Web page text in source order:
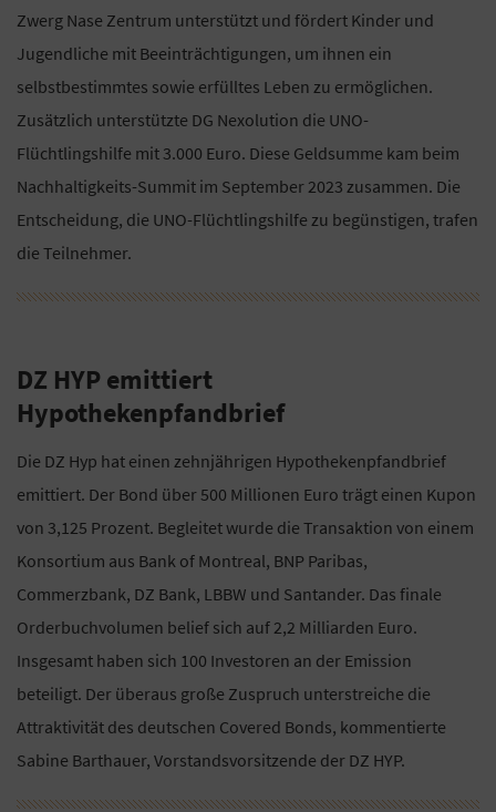
Zwerg Nase Zentrum unterstützt und fördert Kinder und
Jugendliche mit Beeinträchtigungen, um ihnen ein
selbstbestimmtes sowie erfülltes Leben zu ermöglichen.
Zusätzlich unterstützte DG Nexolution die UNO-
Flüchtlingshilfe mit 3.000 Euro. Diese Geldsumme kam beim
Nachhaltigkeits-Summit im September 2023 zusammen. Die
Entscheidung, die UNO-Flüchtlingshilfe zu begünstigen, trafen
die Teilnehmer.
DZ HYP emittiert
Hypothekenpfandbrief
Die DZ Hyp hat einen zehnjährigen Hypothekenpfandbrief
emittiert. Der Bond über 500 Millionen Euro trägt einen Kupon
von 3,125 Prozent. Begleitet wurde die Transaktion von einem
Konsortium aus Bank of Montreal, BNP Paribas,
Commerzbank, DZ Bank, LBBW und Santander. Das finale
Orderbuchvolumen belief sich auf 2,2 Milliarden Euro.
Insgesamt haben sich 100 Investoren an der Emission
beteiligt. Der überaus große Zuspruch unterstreiche die
Attraktivität des deutschen Covered Bonds, kommentierte
Sabine Barthauer, Vorstandsvorsitzende der DZ HYP.